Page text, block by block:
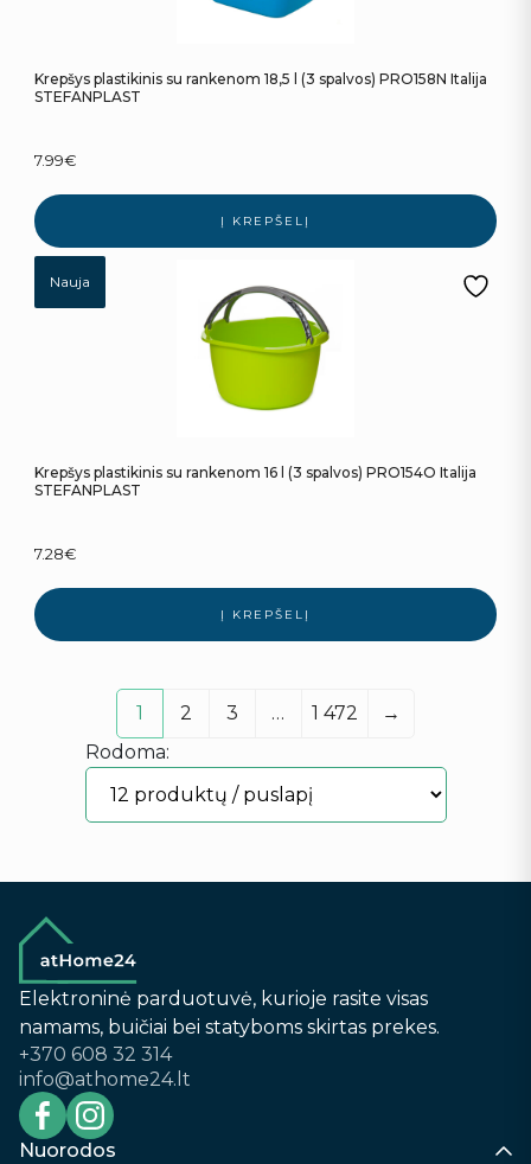
Krepšys plastikinis su rankenom 18,5 l (3 spalvos) PRO158N Italija
STEFANPLAST
7.99€
Į KREPŠELĮ
Nauja
Krepšys plastikinis su rankenom 16 l (3 spalvos) PRO154O Italija
STEFANPLAST
7.28€
Į KREPŠELĮ
1 2 3 … 1 472
→
Rodoma:
Elektroninė parduotuvė, kurioje rasite visas
namams, buičiai bei statyboms skirtas prekes.
+370 608 32 314
info@athome24.lt
Nuorodos